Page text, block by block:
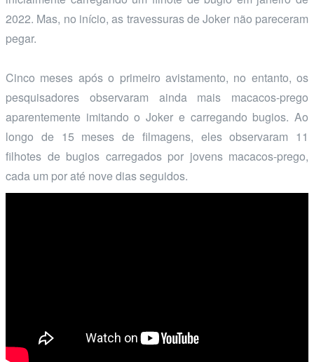
2022. Mas, no início, as travessuras de Joker não pareceram
pegar.
Cinco meses após o primeiro avistamento, no entanto, os
pesquisadores observaram ainda mais macacos-prego
aparentemente imitando o Joker e carregando bugios. Ao
longo de 15 meses de filmagens, eles observaram 11
filhotes de bugios carregados por jovens macacos-prego,
cada um por até nove dias seguidos.